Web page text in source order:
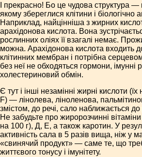
І прекрасно! Бо це чудова структура
якому збереглися клітини і біологічно
Наприклад, найцінніша з жирних
арахідонова кислота. Вона
рослинних оліях її взагалі немає.
можна. Арахідонова кислота входить
клітинних мембран і потрібна
без неї не обходяться гормони, імунні
холестериновий обмін.
Є тут і інші незамінні жирні кислоти
F) — лінолева, ліноленова,
змістом, до речі, сало наближається
Не забудьте про жиророзчинні
на 100 г), Д, Е, а також каротин. У
активність сала в 5 разів вища, ніж у
«свинячий продукт» — саме те, що
життєвого тонусу і імунітету.